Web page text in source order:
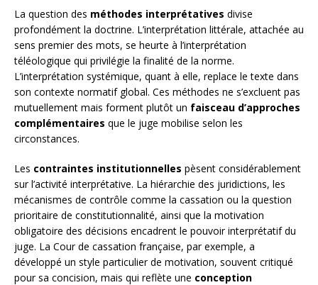
La question des méthodes interprétatives divise
profondément la doctrine. L’interprétation littérale, attachée au
sens premier des mots, se heurte à l’interprétation
téléologique qui privilégie la finalité de la norme.
L’interprétation systémique, quant à elle, replace le texte dans
son contexte normatif global. Ces méthodes ne s’excluent pas
mutuellement mais forment plutôt un faisceau d’approches
complémentaires que le juge mobilise selon les
circonstances.
Les contraintes institutionnelles pèsent considérablement
sur l’activité interprétative. La hiérarchie des juridictions, les
mécanismes de contrôle comme la cassation ou la question
prioritaire de constitutionnalité, ainsi que la motivation
obligatoire des décisions encadrent le pouvoir interprétatif du
juge. La Cour de cassation française, par exemple, a
développé un style particulier de motivation, souvent critiqué
pour sa concision, mais qui reflète une conception